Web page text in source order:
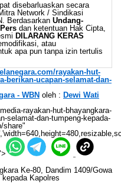
disebarluaskan secara
Network / Sindikasi
Berdasarkan Undang-
dan ketentuan Hak Cipta,
DILARANG KERAS
atau
apa pun tanpa izin tertulis
rayakan-hut-
berikan-ucapan-selamat-dan-
- WBN oleh : Dewi Wati
rayakan-hut-bhayangkara-
selamat-dan-tumpeng-kepada-
share"